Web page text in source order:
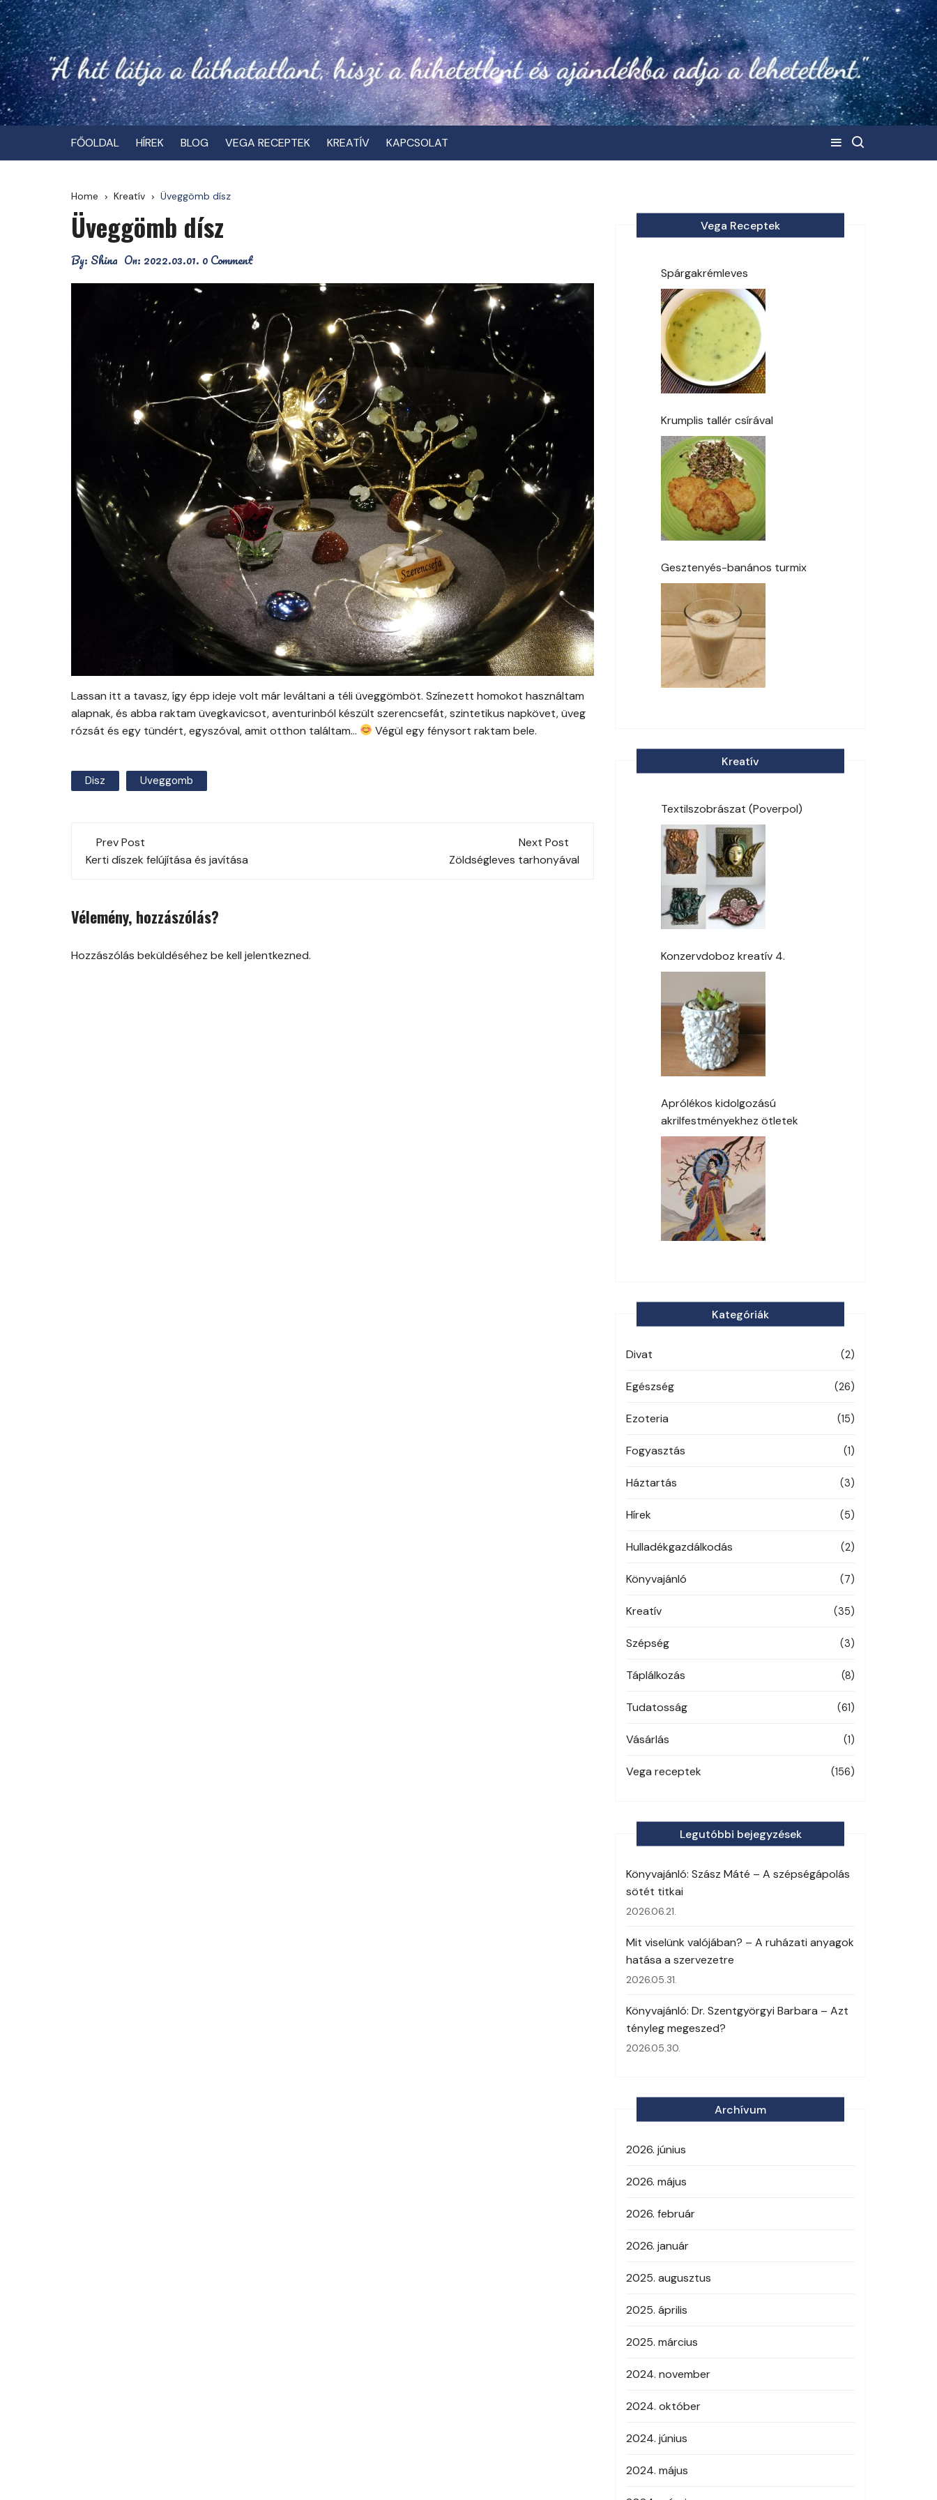
Skip
to
content
FŐOLDAL HÍREK BLOG VEGA RECEPTEK KREATÍV KAPCSOLAT
Home Kreatív Üveggömb dísz
Üveggömb dísz
By: Shina On: 2022.03.01. 0 Comment
Lassan itt a tavasz, így épp ideje volt már leváltani a téli üveggömböt. Színezett homokot használtam
alapnak, és abba raktam üvegkavicsot, aventurinból készült szerencsefát, szintetikus napkövet, üveg
rózsát és egy tündért, egyszóval, amit otthon találtam…
Végül egy fénysort raktam bele.
Disz Uveggomb
Post
navigation
Prev Post
Kerti díszek felújítása és javítása
Next Post
Zöldségleves tarhonyával
Vélemény, hozzászólás?
Hozzászólás beküldéséhez be kell jelentkezned.
Vega Receptek
Spárgakrémleves
Krumplis tallér csírával
Gesztenyés-banános turmix
Kreatív
Textilszobrászat (Poverpol)
Konzervdoboz kreatív 4.
Aprólékos kidolgozású
akrilfestményekhez ötletek
Kategóriák
Divat (2)
Egészség (26)
Ezoteria (15)
Fogyasztás (1)
Háztartás (3)
Hírek (5)
Hulladékgazdálkodás (2)
Könyvajánló (7)
Kreatív (35)
Szépség (3)
Táplálkozás (8)
Tudatosság (61)
Vásárlás (1)
Vega receptek (156)
Legutóbbi bejegyzések
Könyvajánló: Szász Máté – A szépségápolás
sötét titkai
2026.06.21.
Mit viselünk valójában? – A ruházati anyagok
hatása a szervezetre
2026.05.31.
Könyvajánló: Dr. Szentgyörgyi Barbara – Azt
tényleg megeszed?
2026.05.30.
Archívum
2026. június
2026. május
2026. február
2026. január
2025. augusztus
2025. április
2025. március
2024. november
2024. október
2024. június
2024. május